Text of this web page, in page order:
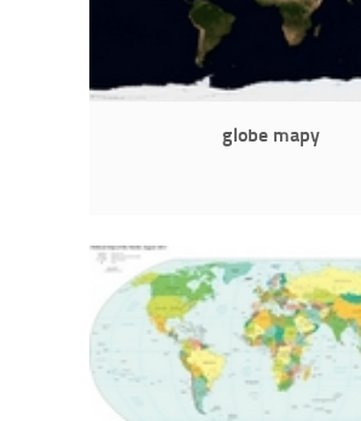
globe mapy